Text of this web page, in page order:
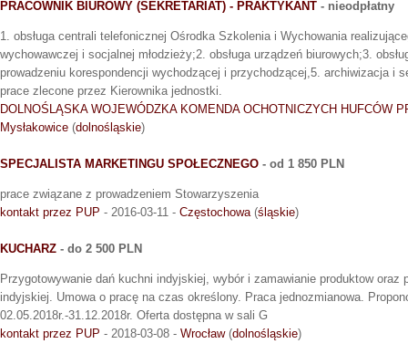
PRACOWNIK BIUROWY (SEKRETARIAT) - PRAKTYKANT - nieodpłatny
1. obsługa centrali telefonicznej Ośrodka Szkolenia i Wychowania
wychowawczej i socjalnej młodzieży;2. obsługa urządzeń biurowych;3.
prowadzeniu korespondencji wychodzącej i przychodzącej,5. archiwizacja i
prace zlecone przez Kierownika jednostki.
DOLNOŚLĄSKA WOJEWÓDZKA KOMENDA OCHOTNICZYCH HUFCÓW
Mysłakowice (dolnośląskie)
SPECJALISTA MARKETINGU SPOŁECZNEGO - od 1 850 PLN
prace związane z prowadzeniem Stowarzyszenia
kontakt przez PUP - 2016-03-11 - Częstochowa(śląskie)
KUCHARZ - do 2 500 PLN
Przygotowywanie dań kuchni indyjskiej, wybór i zamawianie produktow oraz
indyjskiej. Umowa o pracę na czas określony. Praca jednozmianowa.
02.05.2018r.-31.12.2018r. Oferta dostępna w sali G
kontakt przez PUP - 2018-03-08 - Wrocław(dolnośląskie)